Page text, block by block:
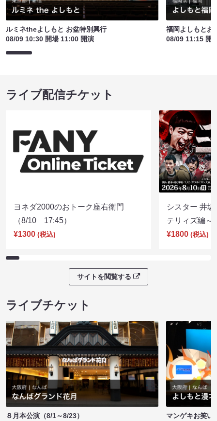
ルミネtheよしもと お盆特別興行
08/09 10:30 開場 11:00 開演
福岡よしもとお
08/09 11:15 開
ライブ配信チケット
ヨネダ2000のおトーク座右衛門
（8/10 17:45）
¥1300 (税込)
シスター 井
テリィズ編
¥1800 (税込)
サイトを閲覧する
ライブチケット
８月本公演（8/1～8/23）
マンゲキお笑い